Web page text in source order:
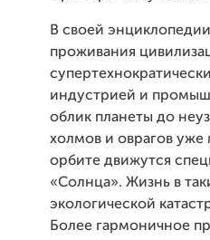
В своей
проживания
индустрией и
облик планеты до
холмов и оврагов
орбите движутся
«Солнца». Жизнь в
экологической
Более гармоничное